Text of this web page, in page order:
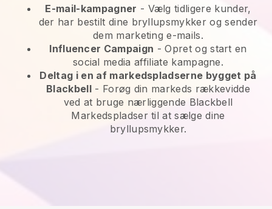
E-mail-kampagner - Vælg tidligere kunder,
der har bestilt dine bryllupsmykker og sender
dem marketing e-mails.
Influencer Campaign - Opret og start en
social media affiliate kampagne.
Deltag i en af markedspladserne bygget på
Blackbell- Forøg din markeds rækkevidde
ved at bruge nærliggende Blackbell
Markedspladser til at sælge dine
bryllupsmykker.